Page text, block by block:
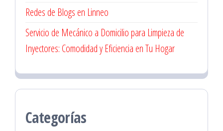
Redes de Blogs en Linneo
Servicio de Mecánico a Domicilio para Limpieza de
Inyectores: Comodidad y Eficiencia en Tu Hogar
Categorías